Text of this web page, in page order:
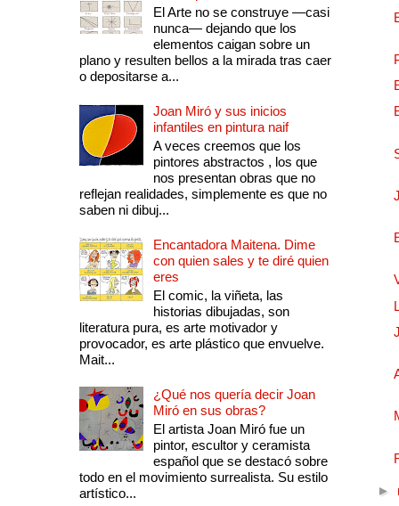
El Arte no se construye —casi
nunca— dejando que los
elementos caigan sobre un
plano y resulten bellos a la mirada tras caer
o depositarse a...
Joan Miró y sus inicios
infantiles en pintura naif
A veces creemos que los
pintores abstractos , los que
nos presentan obras que no
reflejan realidades, simplemente es que no
saben ni dibuj...
Encantadora Maitena. Dime
con quien sales y te diré quien
eres
El comic, la viñeta, las
historias dibujadas, son
literatura pura, es arte motivador y
provocador, es arte plástico que envuelve.
Mait...
¿Qué nos quería decir Joan
Miró en sus obras?
El artista Joan Miró fue un
pintor, escultor y ceramista
español que se destacó sobre
todo en el movimiento surrealista. Su estilo
artístico...
►